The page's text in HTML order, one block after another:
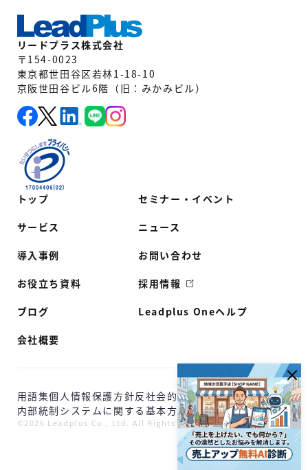
トップ
サービス
導入事例
お役立ち資料
ブログ
会社概要
セミナー・イベント
ニュース
お問い合わせ
採用情報
Leadplus Oneヘルプ
リードプラス株式会社
〒154-0023
東京都世田谷区若林1-18-10
京阪世田谷ビル6階（旧：みかみビル）
©2026 Leadplus Co., Ltd. All Rights Reserved.
用語集個人情報保護方針反社会的勢力に対する基本方針
内部統制システムに関する基本方針